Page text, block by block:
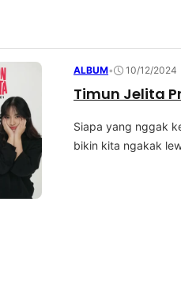
ALBUM• 10/12/2024
Timun Jelita
Siapa yang nggak
bіkіn kіtа ngаkаk